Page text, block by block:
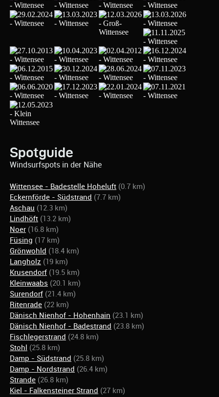
Spotguide
Windsurfspots in der Nähe
Wittensee - Badestelle Hoheluft (0.7 km)
Eckernförde - Südstrand (7.7 km)
Aschau (12.3 km)
Lindhöft (13.2 km)
Noer (16.8 km)
Füsing (17 km)
Grönwohld (18.4 km)
Langholz (19 km)
Krusendorf (19.5 km)
Kleinwaabs (20.1 km)
Surendorf (21.4 km)
Ritenrade (22 km)
Dänisch Nienhof - Hohenhain (23.1 km)
Dänisch Nienhof - Badestrand (23.8 km)
Fischlegerstrand (24.8 km)
Stohl (25.8 km)
Damp - Südstrand (25.8 km)
Damp - Nordstrand (26.4 km)
Strande (26.8 km)
Kiel - Falkensteiner Strand (27 km)